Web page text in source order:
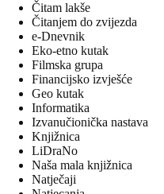
Čitam lakše
Čitanjem do zvijezda
e-Dnevnik
Eko-etno kutak
Filmska grupa
Financijsko izvješće
Geo kutak
Informatika
Izvanučionička nastava
Knjižnica
LiDraNo
Naša mala knjižnica
Natječaji